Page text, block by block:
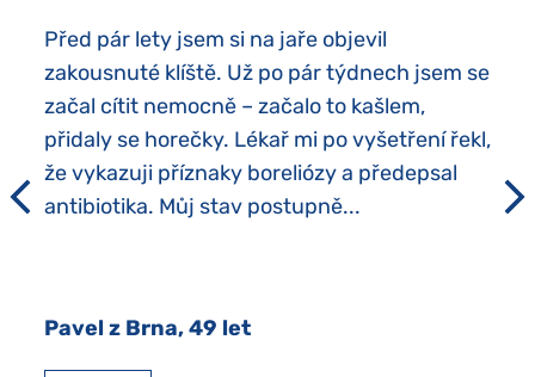
Před pár lety jsem si na jaře objevil
zakousnuté klíště. Už po pár týdnech jsem se
začal cítit nemocně – začalo to kašlem,
přidaly se horečky. Lékař mi po vyšetření řekl,
že vykazuji příznaky boreliózy a předepsal
antibiotika. Můj stav postupně...
Pavel z Brna, 49 let